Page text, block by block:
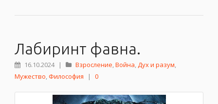
Лабиринт фавна.
16.10.2024 | Взросление,Война,Дух и разум,
Мужество,Философия | 0